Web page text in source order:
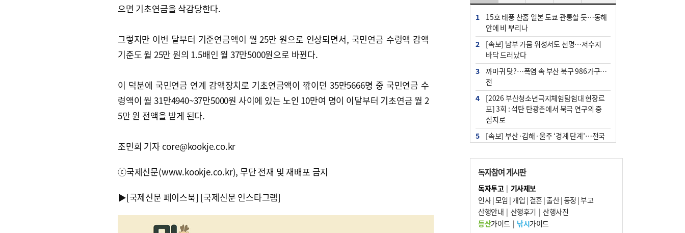
으면 기초연금을 삭감당한다.
그렇지만 이번 달부터 기준연금액이 월 25만 원으로 인상되면서, 국민연금 수령액 감액
기준도 월 25만 원의 1.5배인 월 37만5000원으로 바뀐다.
이 덕분에 국민연금 연계 감액장치로 기초연금액이 깎이던 35만5666명 중 국민연금 수
령액이 월 31만4940~37만5000원 사이에 있는 노인 10만여 명이 이달부터 기초연금 월 2
5만 원 전액을 받게 된다.
조민희 기자 core@kookje.co.kr
ⓒ국제신문(www.kookje.co.kr), 무단 전재 및 재배포 금지
▶[국제신문 페이스북] [국제신문 인스타그램]
1
15호 태풍 찬홈 일본 도쿄 관통할 듯…동해
안에 비 뿌리나
2
[속보] 남부 가뭄 위성서도 선명…저수지
바닥 드러났다
3
까마귀 탓?…폭염 속 부산 북구 986가구 정
전
4
[2026 부산청소년극지체험탐험대 현장르
포] 3회 : 석탄 탄광촌에서 북극 연구의 중
심지로
5
[속보] 부산·김해·울주 ‘경계 단계’…전국
중징계
7
부산·울산·경남 폭염 속 소나기·비…무더
위는 지속
8
이임생, 홍명보 선임 독단적 결정 아냐…면
담 메모 제출
독자참여 게시판
독자투고| 기사제보
인사|모임 | 개업 | 결혼|출산|동정 |부고
산행안내 | 산행후기 | 산행사진
등산가이드| 낚시가이드